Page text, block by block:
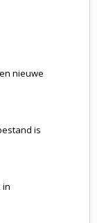
nieuwe
is
in